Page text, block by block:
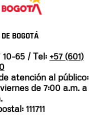
BOGOTÁ
10-65 / Tel: +57 (601)
atención al público:
de 7:00 a.m. a
111711